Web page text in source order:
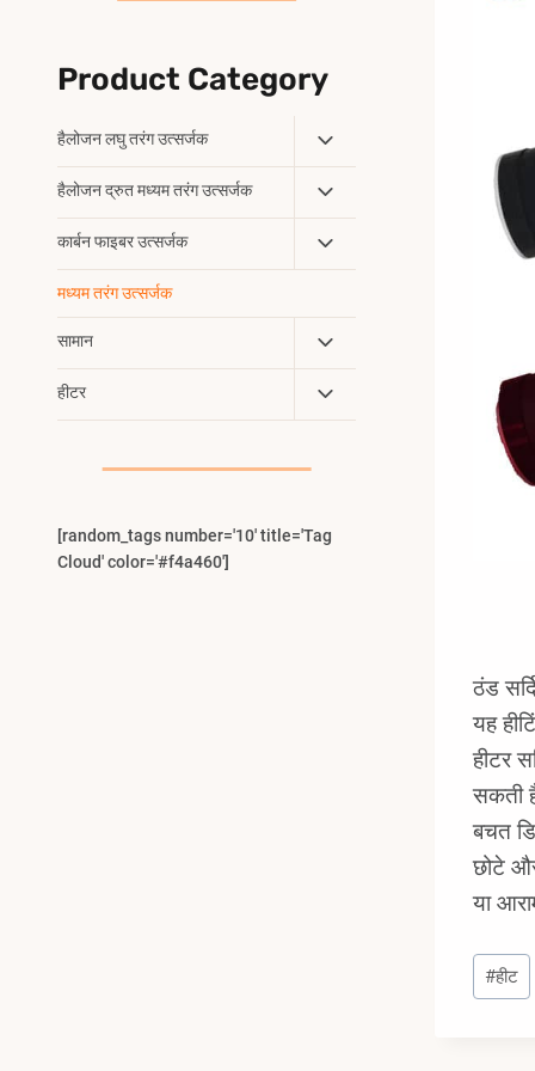
ठंड
यह
हीटर
सकती
बचत
छोटे
या
Post
Tags:
#हीट
Product Category
हैलोजन लघु तरंग उत्सर्जक
Toggle
Child
Menu
हैलोजन द्रुत मध्यम तरंग उत्सर्जक
Toggle
Child
Menu
कार्बन फाइबर उत्सर्जक
Toggle
Child
मध्यम तरंग उत्सर्जक
सामान
Toggle
Child
Menu
हीटर
Toggle
Child
[random_tags number='10' title='Tag
Cloud' color='#f4a460']